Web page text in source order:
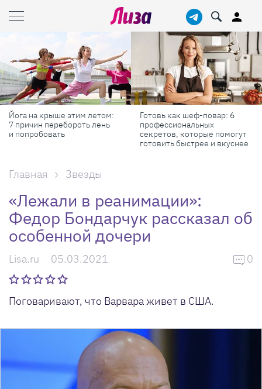
этим летом:
лень
Готовь как шеф-повар: 6
профессиональных
секретов, которые помогут
готовить быстрее и вкуснее
России в
Главная Звезды
«Лежали в реанимации»:
Федор Бондарчук рассказал об
особенной дочери
Lisa.ru 05.03.2021 0
Поговаривают, что Варвара живет в США.